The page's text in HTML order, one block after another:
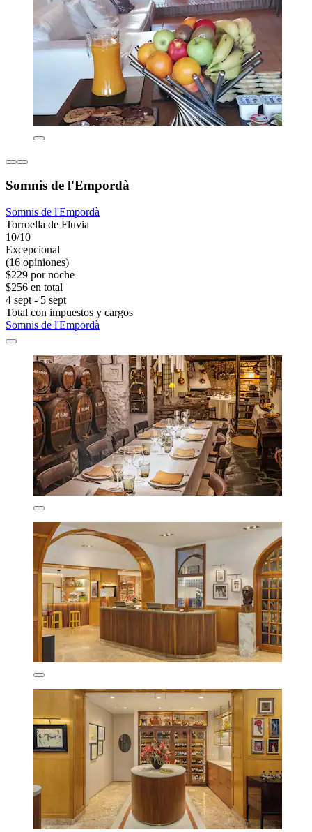
Somnis de l'Empordà
Somnis de l'Empordà
Torroella de Fluvia
10/10
Excepcional
(16 opiniones)
$229 por noche
$256 en total
4 sept - 5 sept
Total con impuestos y cargos
Somnis de l'Empordà